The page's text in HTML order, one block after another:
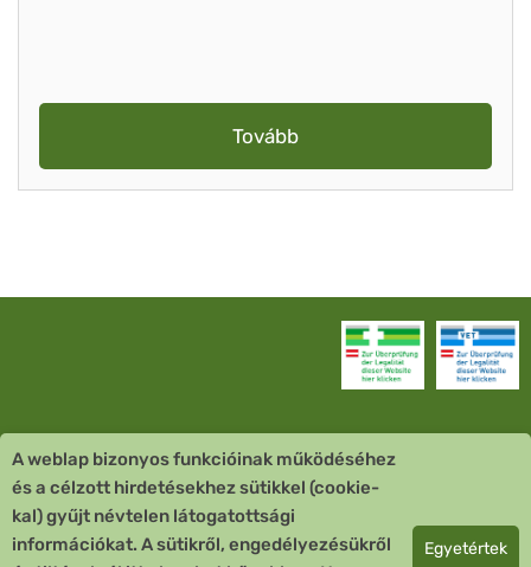
Tovább
Vevőszolgálat
Quick Links
A weblap bizonyos funkcióinak működéséhez
és a célzott hirdetésekhez sütikkel (cookie-
kal) gyűjt névtelen látogatottsági
információkat. A sütikről, engedélyezésükről
Egyetértek